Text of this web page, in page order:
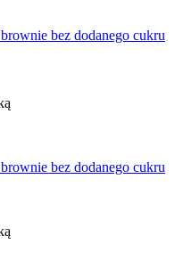
bez dodanego cukru
bez dodanego cukru